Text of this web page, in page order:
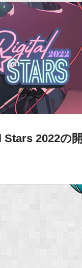
Stars 2022の開